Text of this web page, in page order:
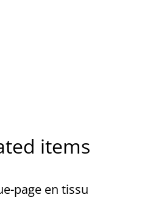
items
page en tissu